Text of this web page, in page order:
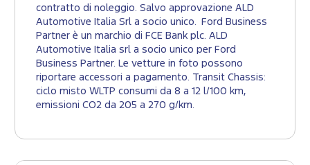
contratto di noleggio. Salvo approvazione ALD
Automotive Italia Srl a socio unico. Ford Business
Partner è un marchio di FCE Bank plc. ALD
Automotive Italia srl a socio unico per Ford
Business Partner. Le vetture in foto possono
riportare accessori a pagamento. Transit Chassis:
ciclo misto WLTP consumi da 8 a 12 l/100 km,
emissioni CO2 da 205 a 270 g/km.